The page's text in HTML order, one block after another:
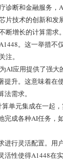
断和金融服务，
技术的创新和发展
断增长的计算需求
。这一举措不
。
AI应用提供了强大
提升。这意味着在
需求。
单元集成在一起
完成各种AI任务，
进行灵活配置。用
活性使得A1448在